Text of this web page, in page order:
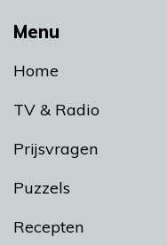
Menu
Home
TV & Radio
Prijsvragen
Puzzels
Recepten